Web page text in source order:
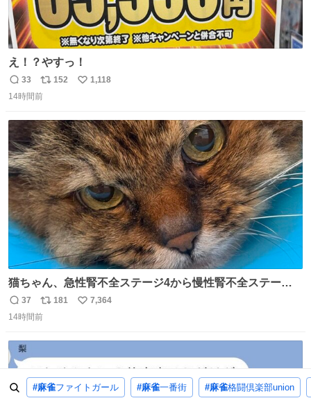
#麻雀ファイトガール #麻雀一番街 #麻雀格闘倶楽部union
え！？やすっ！
返
信
33
リ
ポ
ト
数
152
い
数
1,118
14時間前
猫ちゃん、急性腎不全ステージ4から慢性腎不全ステージ2
になりました😭点滴も週一で大丈夫になった… このままだ
と2、3日持たないって言われたのが嘘みたい…本当に嬉し
道泣きながら歩いてたら向こうから来た人にすごい顔され
た🫠
返
信
37
リ
ポ
数
181
い
7,364
14時間前